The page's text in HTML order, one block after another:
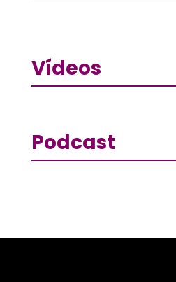
Vídeos
Podcast